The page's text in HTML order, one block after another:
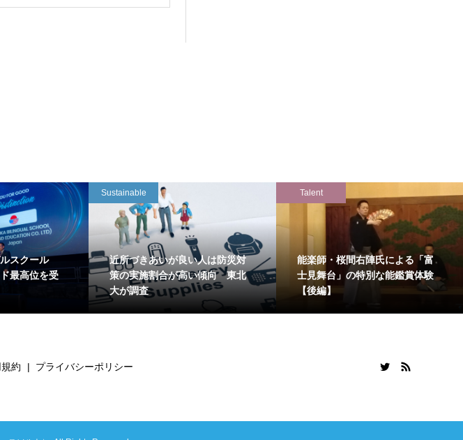
スクール
最高位を受
Sustainable
近所づきあいが良い人は防災対
策の実施割合が高い傾向 東北
大が調査
Talent
能楽師・桜間右陣氏による「富
士見舞台」の特別な能鑑賞体験
【後編】
約 プライバシーポリシー